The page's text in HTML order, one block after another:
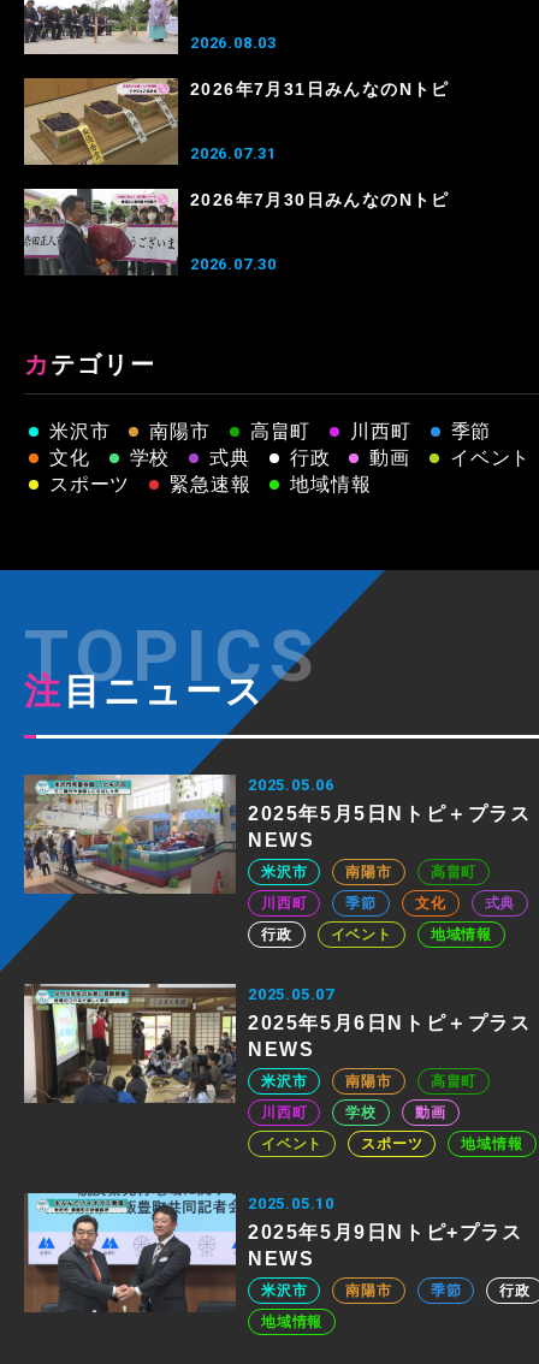
2026.08.03
2026年7月31日みんなのNトピ
2026.07.31
2026年7月30日みんなのNトピ
2026.07.30
カテゴリー
米沢市 南陽市 高畠町 川西町
季節
文化
学校 式典 行政 動画
イベント
スポーツ
緊急速報 地域情報
注目ニュース
2025.05.06
2025年5月5日Nトピ＋プラス
NEWS
米沢市 南陽市
高畠町
川西町
季節 文化
式典
行政
イベント 地域情報
2025.05.07
2025年5月6日Nトピ＋プラス
NEWS
米沢市 南陽市
高畠町
川西町
学校
動画
イベント
スポーツ 地域情報
2025.05.10
2025年5月9日Nトピ+プラス
NEWS
米沢市 南陽市 季節
行政
地域情報